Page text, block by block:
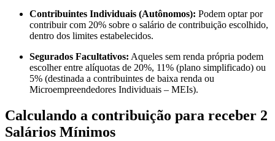
Contribuintes Individuais (Autônomos): Podem optar por
contribuir com 20% sobre o salário de contribuição escolhido,
dentro dos limites estabelecidos.
Segurados Facultativos: Aqueles sem renda própria podem
escolher entre alíquotas de 20%, 11% (plano simplificado) ou
5% (destinada a contribuintes de baixa renda ou
Microempreendedores Individuais – MEIs).
Calculando a contribuição para receber 2
Salários Mínimos